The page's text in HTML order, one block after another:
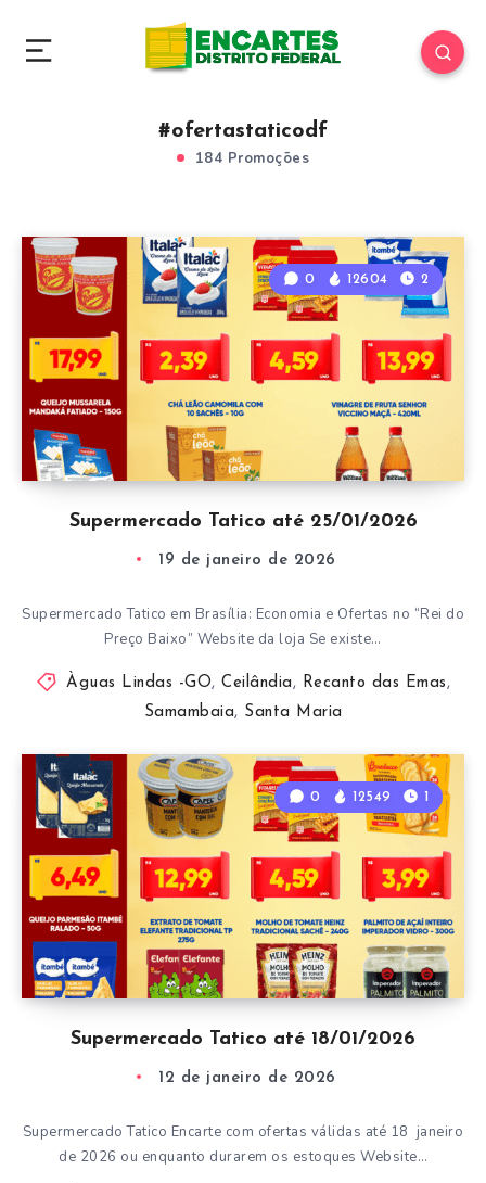
#ofertastaticodf
184 Promoções
Supermercado Tatico até 25/01/2026
0 12604 2
19 de janeiro de 2026
Supermercado Tatico em Brasília: Economia e Ofertas no “Rei do
Preço Baixo” Website da loja Se existe…
Àguas Lindas -GO,Ceilândia , Recanto das Emas ,
Samambaia, Santa Maria
Supermercado Tatico até 18/01/2026
0 12549 1
12 de janeiro de 2026
Supermercado Tatico Encarte com ofertas válidas até 18 janeiro
de 2026 ou enquanto durarem os estoques Website…